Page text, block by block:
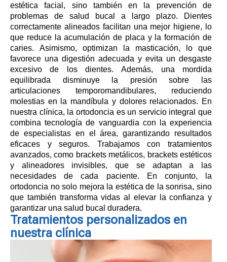
estética facial, sino también en la prevención de
problemas de salud bucal a largo plazo. Dientes
correctamente alineados facilitan una mejor higiene, lo
que reduce la acumulación de placa y la formación de
caries. Asimismo, optimizan la masticación, lo que
favorece una digestión adecuada y evita un desgaste
excesivo de los dientes. Además, una mordida
equilibrada disminuye la presión sobre las
articulaciones temporomandibulares, reduciendo
molestias en la mandíbula y dolores relacionados. En
nuestra clínica, la ortodoncia es un servicio integral que
combina tecnología de vanguardia con la experiencia
de especialistas en el área, garantizando resultados
eficaces y seguros. Trabajamos con tratamientos
avanzados, como brackets metálicos, brackets estéticos
y alineadores invisibles, que se adaptan a las
necesidades de cada paciente. En conjunto, la
ortodoncia no solo mejora la estética de la sonrisa, sino
que también transforma vidas al elevar la confianza y
garantizar una salud bucal duradera.
Tratamientos personalizados en
nuestra clínica